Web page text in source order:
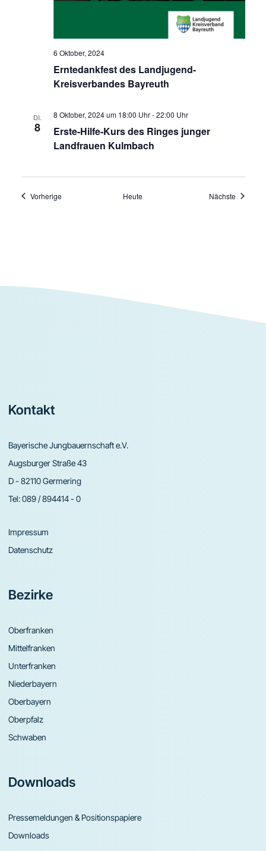
Erntedankfest des Landjugend-
Kreisverbandes Bayreuth
6 Oktober, 2024
DI.
8
Erste-Hilfe-Kurs des Ringes junger
Landfrauen Kulmbach
8 Oktober, 2024 um 18:00 Uhr-22:00 Uhr
VorherigeVeranstaltungen Heute Nächste
Footer
Kontakt
Bayerische Jungbauernschaft e.V.
Augsburger Straße 43
D - 82110 Germering
Tel:089 / 894414 - 0
Impressum
Datenschutz
Bezirke
Oberfranken
Mittelfranken
Unterfranken
Niederbayern
Oberbayern
Oberpfalz
Schwaben
Downloads
Pressemeldungen & Positionspapiere
Downloads